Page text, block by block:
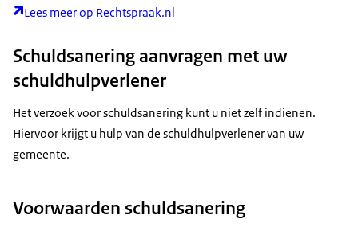
Lees meer op Rechtspraak.nl
Schuldsanering aanvragen met uw
schuldhulpverlener
Het verzoek voor schuldsanering kunt u niet zelf indienen.
Hiervoor krijgt u hulp van de schuldhulpverlener van uw
gemeente.
Voorwaarden schuldsanering